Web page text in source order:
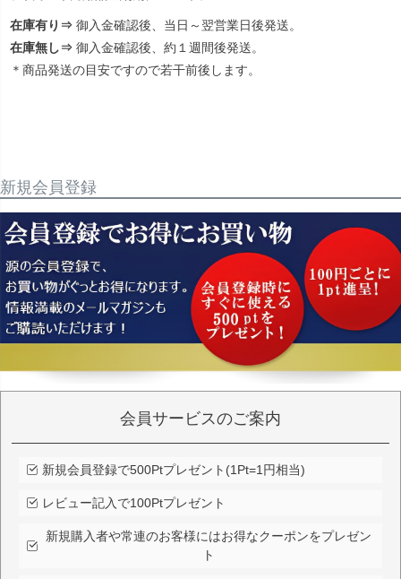
在庫有り⇒ 御入金確認後、当日～翌営業日後発送。
在庫無し⇒ 御入金確認後、約１週間後発送。
＊商品発送の目安ですので若干前後します。
新規会員登録
会員サービスのご案内
新規会員登録で500Ptプレゼント(1Pt=1円相当)
レビュー記入で100Ptプレゼント
新規購入者や常連のお客様にはお得なクーポンをプレゼン
ト